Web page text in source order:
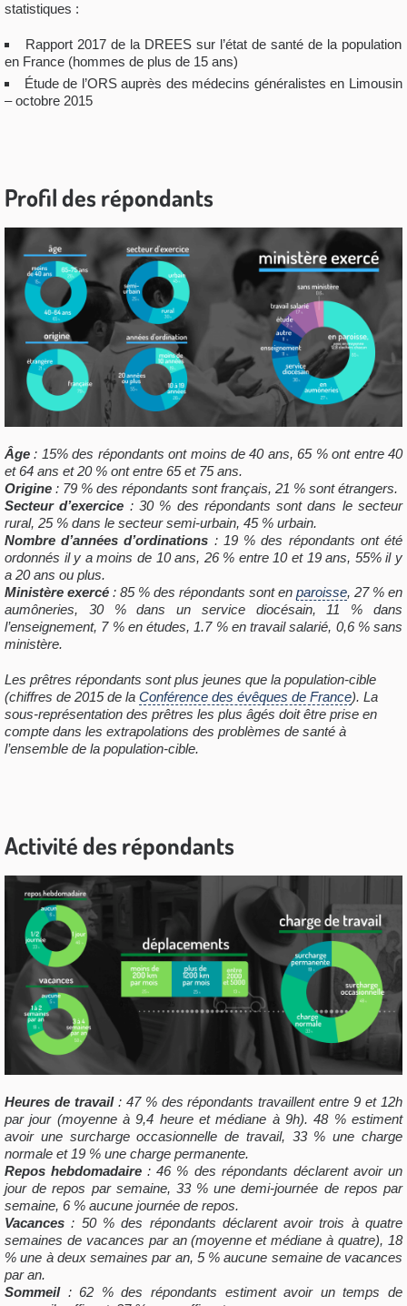
statistiques :
Rapport 2017 de la DREES sur l’état de santé de la population
en France (hommes de plus de 15 ans)
Étude de l’ORS auprès des médecins généralistes en Limousin
– octobre 2015
Profil des répondants
Âge : 15% des répondants ont moins de 40 ans, 65 % ont entre 40
et 64 ans et 20 % ont entre 65 et 75 ans.
Origine : 79 % des répondants sont français, 21 % sont étrangers.
Secteur d’exercice : 30 % des répondants sont dans le secteur
rural, 25 % dans le secteur semi-urbain, 45 % urbain.
Nombre d’années d’ordinations : 19 % des répondants ont été
ordonnés il y a moins de 10 ans, 26 % entre 10 et 19 ans, 55% il y
a 20 ans ou plus.
Ministère exercé : 85 % des répondants sont en paroisse, 27 % en
aumôneries, 30 % dans un service diocésain, 11 % dans
l’enseignement, 7 % en études, 1.7 % en travail salarié, 0,6 % sans
ministère.
Les prêtres répondants sont plus jeunes que la population-cible
(chiffres de 2015 de la Conférence des évêques de France). La
sous-représentation des prêtres les plus âgés doit être prise en
compte dans les extrapolations des problèmes de santé à
l’ensemble de la population-cible.
Activité des répondants
Heures de travail: 47 % des répondants travaillent entre 9 et 12h
par jour (moyenne à 9,4 heure et médiane à 9h). 48 % estiment
avoir une surcharge occasionnelle de travail, 33 % une charge
normale et 19 % une charge permanente.
Repos hebdomadaire : 46 % des répondants déclarent avoir un
jour de repos par semaine, 33 % une demi-journée de repos par
semaine, 6 % aucune journée de repos.
Vacances : 50 % des répondants déclarent avoir trois à quatre
semaines de vacances par an (moyenne et médiane à quatre), 18
% une à deux semaines par an, 5 % aucune semaine de vacances
par an.
Sommeil: 62 % des répondants estiment avoir un temps de